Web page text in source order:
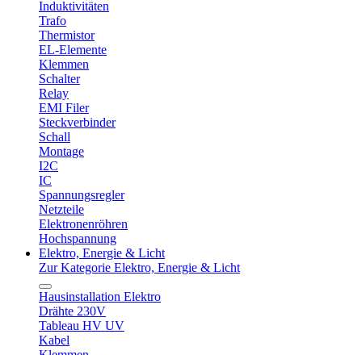
Induktivitäten
Trafo
Thermistor
EL-Elemente
Klemmen
Schalter
Relay
EMI Filer
Steckverbinder
Schall
Montage
I2C
IC
Spannungsregler
Netzteile
Elektronenröhren
Hochspannung
Elektro, Energie & Licht
Zur Kategorie Elektro, Energie & Licht
Hausinstallation Elektro
Drähte 230V
Tableau HV UV
Kabel